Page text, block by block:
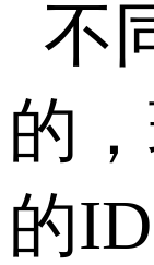
不
的
的